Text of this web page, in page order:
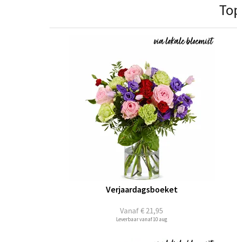
Vanaf€ 21,95
Verjaardagsboeket
Leverbaar vanaf 10 aug